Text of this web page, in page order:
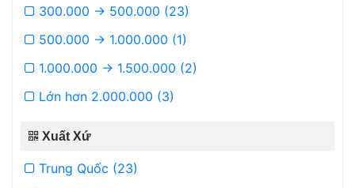
300.000 -> 500.000 (23)
500.000 -> 1.000.000 (1)
1.000.000 -> 1.500.000 (2)
Lớn hơn 2.000.000 (3)
Xuất Xứ
Trung Quốc (23)